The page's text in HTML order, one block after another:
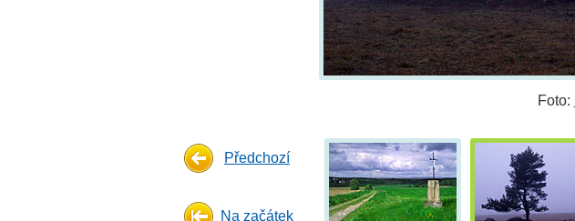
Foto:
Předchozí
Na začátek